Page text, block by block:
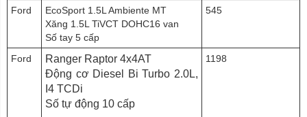
Ford
EcoSport 1.5L Ambiente MT
Xăng 1.5L TiVCT DOHC16 van
Số tay 5 cấp
545
Ford
Ranger Raptor 4x4AT
Động cơ Diesel Bi Turbo 2.0L,
I4 TCDi
Số tự động 10 cấp
1198